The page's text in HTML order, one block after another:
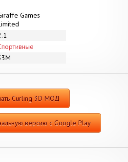
Games
Curling 3D МОД
версию с Google Play